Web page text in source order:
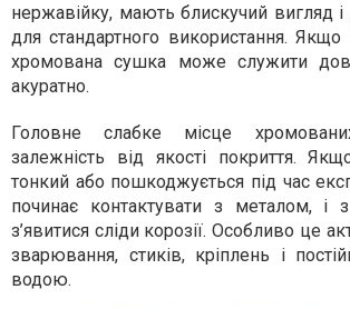
нержавійку, мають блискучий вигляд і
для стандартного використання. Якщо
хромована сушка може служити
акуратно.
Головне слабке місце
залежність від якості покриття.
тонкий або пошкоджується під час
починає контактувати з металом, і
з’явитися сліди корозії. Особливо це
зварювання, стиків, кріплень і
водою.